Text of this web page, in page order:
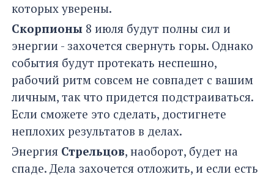
которых уверены.
Скорпионы 8 июля будут полны сил и
энергии - захочется свернуть горы. Однако
события будут протекать неспешно,
рабочий ритм совсем не совпадет с вашим
личным, так что придется подстраиваться.
Если сможете это сделать, достигнете
неплохих результатов в делах.
Энергия Стрельцов, наоборот, будет на
спаде. Дела захочется отложить, и если есть